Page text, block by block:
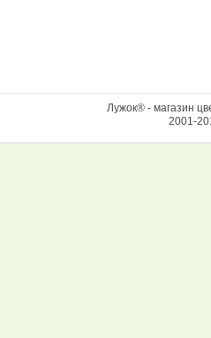
Лужок® - магазин
2001-